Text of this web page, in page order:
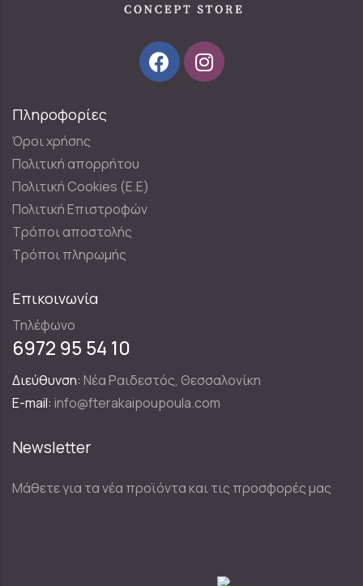
Πληροφορίες
Όροι χρήσης
Πολιτική απορρήτου
Πολιτική Cookies (E.E)
Πολιτική Επιστροφών
Τρόποι αποστολής
Τρόποι πληρωμής
Επικοινωνία
Τηλέφωνο
6972 95 54 10
Διεύθυνση: Νέα Ραιδεστός, Θεσσαλονίκη
E-mail: info@fterakaipoupoula.com
Newsletter
Μάθετε για τα νέα προϊόντα και τις προσφορές μας